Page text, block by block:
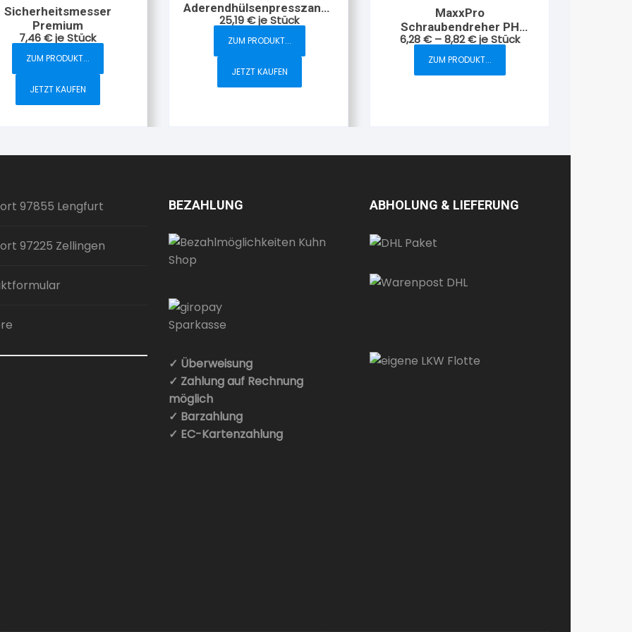
Sicherheitsmesser
Premium
7,46€je Stück
ZUM PRODUKT...
JETZT KAUFEN
Aderendhülsenpresszange
0,5–2,5 mm²
25,19€je Stück
ZUM PRODUKT...
JETZT KAUFEN
MaxxPro
Schraubendreher PH
Phillips
6,28€–8,82€ je Stück
ZUM PRODUKT...
Dieses
auf.
können
werden
97855 Lengfurt
97225 Zellingen
BEZAHLUNG
✓ Überweisung
✓ Zahlung auf Rechnung
möglich
✓ Barzahlung
✓ EC-Kartenzahlung
ABHOLUNG & LIEFERUNG